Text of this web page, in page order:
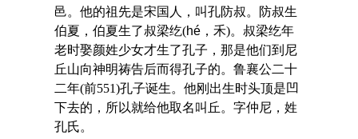
邑。他的祖先是宋国人，叫孔防叔。防叔生
伯夏，伯夏生了叔梁纥(hé，禾)。叔梁纥年
老时娶颜姓少女才生了孔子，那是他们到尼
丘山向神明祷告后而得孔子的。鲁襄公二十
二年(前551)孔子诞生。他刚出生时头顶是凹
下去的，所以就给他取名叫丘。字仲尼，姓
孔氏。